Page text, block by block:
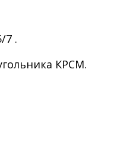
7 .
КРСМ.